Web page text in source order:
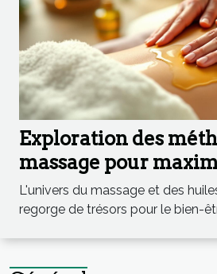
Exploration des
massage pour
effets des huiles
L'univers du massage et des
regorge de trésors pour le bien-